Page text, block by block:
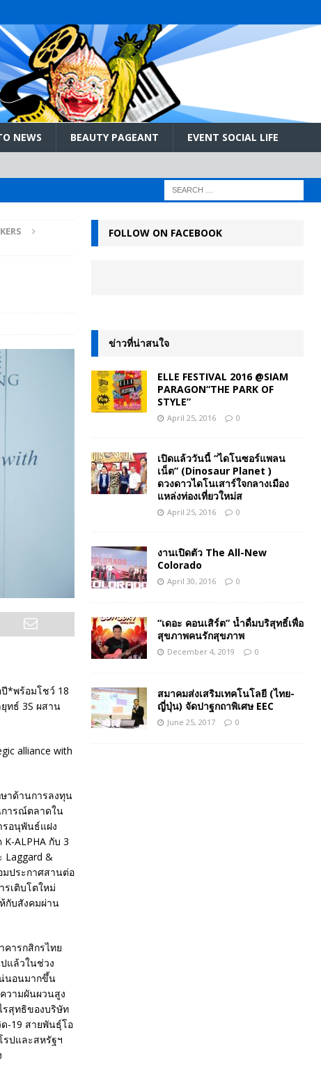
NEWS BEAUTY PAGEANT EVENT SOCIAL LIFE
ปี*พร้อมโชว์ 18
ทธ์ 3S ผสาน
ษาด้านการลงทุน
การณ์ตลาดใน
รอนุพันธ์แฝง
ALPHA กับ 3
Laggard &
มประกาศสานต่อ
เติบโตใหม่
ห้กับสังคมผ่าน
คารกสิกรไทย
แล้วในช่วง
นอนมากขึ้น
วามผันผวนสูง
สุทธิของบริษัท
-19 สายพันธุ์โอ
รปและสหรัฐฯ
FOLLOW ON FACEBOOK
ข่าวที่น่าสนใจ
ELLE FESTIVAL 2016 @SIAM
PARAGON“THE PARK OF
STYLE”
April 25, 2016 0
เปิดแล้ววันนี้ “ไดโนซอร์แพลน
เน็ต” (Dinosaur Planet )
ดวงดาวไดโนเสาร์ใจกลางเมือง
แหล่งท่องเที่ยวใหม่ส
April 25, 2016 0
งานเปิดตัว The All-New
Colorado
April 30, 2016 0
“เดอะ คอนเสิร์ต” น้ำดื่มบริสุทธิ์เพื่อ
สุขภาพคนรักสุขภาพ
December 4, 2019 0
สมาคมส่งเสริมเทคโนโลยี (ไทย-
ญี่ปุ่น) จัดปาฐกถาพิเศษ EEC
June 25, 2017 0